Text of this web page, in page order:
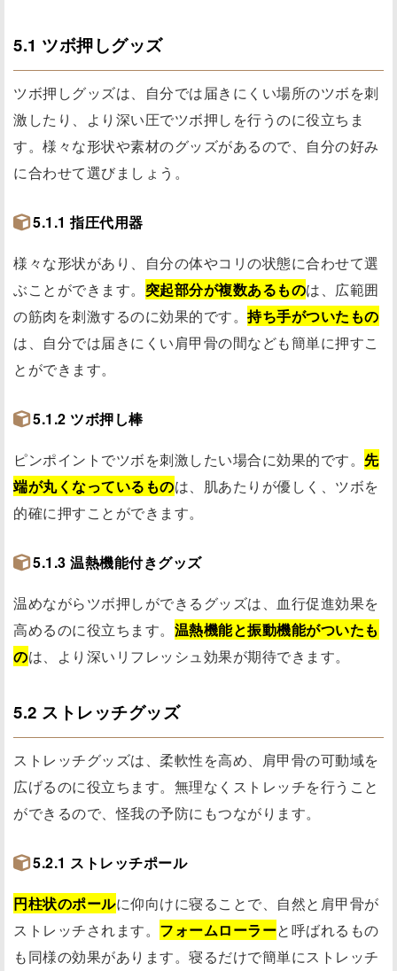
5.1 ツボ押しグッズ
ツボ押しグッズは、自分では届きにくい場所のツボを刺
激したり、より深い圧でツボ押しを行うのに役立ちま
す。様々な形状や素材のグッズがあるので、自分の好み
に合わせて選びましょう。
5.1.1 指圧代用器
様々な形状があり、自分の体やコリの状態に合わせて選
ぶことができます。 突起部分が複数あるものは、広範囲
の筋肉を刺激するのに効果的です。 持ち手がついたもの
は、自分では届きにくい肩甲骨の間なども簡単に押すこ
とができます。
5.1.2 ツボ押し棒
ピンポイントでツボを刺激したい場合に効果的です。 先
端が丸くなっているものは、肌あたりが優しく、ツボを
的確に押すことができます。
5.1.3 温熱機能付きグッズ
温めながらツボ押しができるグッズは、血行促進効果を
高めるのに役立ちます。 温熱機能と振動機能がついたも
のは、より深いリフレッシュ効果が期待できます。
5.2 ストレッチグッズ
ストレッチグッズは、柔軟性を高め、肩甲骨の可動域を
広げるのに役立ちます。無理なくストレッチを行うこと
ができるので、怪我の予防にもつながります。
5.2.1 ストレッチポール
円柱状のポールに仰向けに寝ることで、自然と肩甲骨が
ストレッチされます。 フォームローラーと呼ばれるもの
も同様の効果があります。寝るだけで簡単にストレッチ